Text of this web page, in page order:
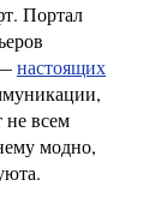
Портал
настоящих
не всем
модно,